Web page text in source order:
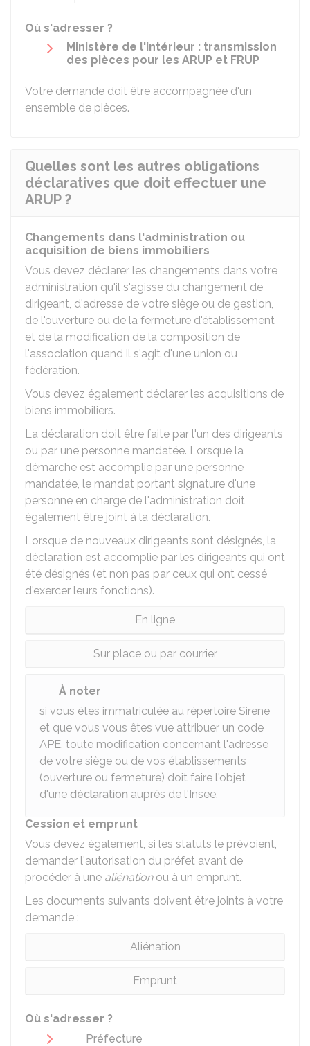
Où s'adresser ?
Ministère de l'intérieur : transmission
des pièces pour les ARUP et FRUP
Votre demande doit être accompagnée d'un
ensemble de pièces.
Quelles sont les autres obligations
déclaratives que doit effectuer une
ARUP ?
Changements dans l'administration ou
acquisition de biens immobiliers
Vous devez déclarer les changements dans votre
administration qu'il s'agisse du changement de
dirigeant, d'adresse de votre siège ou de gestion,
de l'ouverture ou de la fermeture d'établissement
et de la modification de la composition de
l'association quand il s'agit d'une union ou
fédération.
Vous devez également déclarer les acquisitions de
biens immobiliers.
La déclaration doit être faite par l'un des dirigeants
ou par une personne mandatée. Lorsque la
démarche est accomplie par une personne
mandatée, le mandat portant signature d'une
personne en charge de l'administration doit
également être joint à la déclaration.
Lorsque de nouveaux dirigeants sont désignés, la
déclaration est accomplie par les dirigeants qui ont
été désignés (et non pas par ceux qui ont cessé
d'exercer leurs fonctions).
En ligne
Sur place ou par courrier
À noter
si vous êtes immatriculée au répertoire Sirene
et que vous vous êtes vue attribuer un code
APE, toute modification concernant l'adresse
de votre siège ou de vos établissements
(ouverture ou fermeture) doit faire l'objet
d'une déclaration auprès de l'Insee.
Cession et emprunt
Vous devez également, si les statuts le prévoient,
demander l'autorisation du préfet avant de
procéder à une aliénationou à un emprunt.
Les documents suivants doivent être joints à votre
demande :
Aliénation
Emprunt
Où s'adresser ?
Préfecture